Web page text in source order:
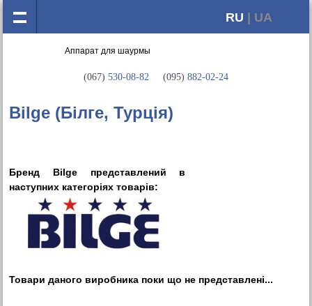
RU | UA
(067) 530-08-82 (095) 882-02-24
Bilge (Білге, Турція)
Бренд Bilge представлений в
наступних категорiях товарiв:
Товари даного виробника поки що не представленi...